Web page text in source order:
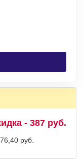
- 387 руб.
руб.